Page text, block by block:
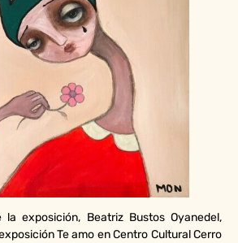
exposición, Beatriz Bustos Oyanedel,
Te amo en Centro Cultural Cerro